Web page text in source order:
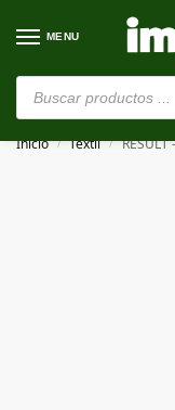
MENU
⚠️ Estamos
Inicio / Textil / RESULT